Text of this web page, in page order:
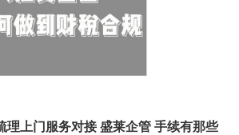
理上门服务对接 盛莱企管 手续有那些